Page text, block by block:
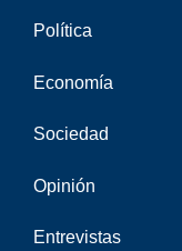
Política
Economía
Sociedad
Opinión
Entrevistas